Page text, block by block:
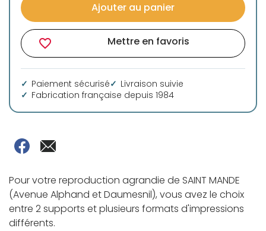
Ajouter au panier
favorite_border Mettre en favoris
Paiement sécurisé
Livraison suivie
Fabrication française depuis 1984
Pour votre reproduction agrandie de SAINT MANDE
(Avenue Alphand et Daumesnil), vous avez le choix
entre 2 supports et plusieurs formats d'impressions
différents.